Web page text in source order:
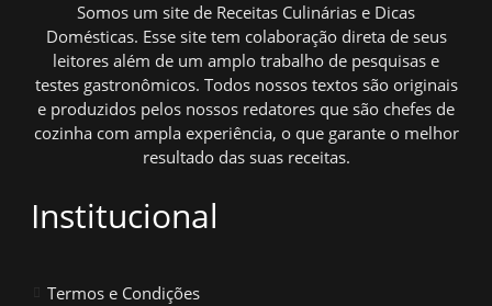
Somos um site de Receitas Culinárias e Dicas
Domésticas. Esse site tem colaboração direta de seus
leitores além de um amplo trabalho de pesquisas e
testes gastronômicos. Todos nossos textos são originais
e produzidos pelos nossos redatores que são chefes de
cozinha com ampla experiência, o que garante o melhor
resultado das suas receitas.
Institucional
Termos e Condições